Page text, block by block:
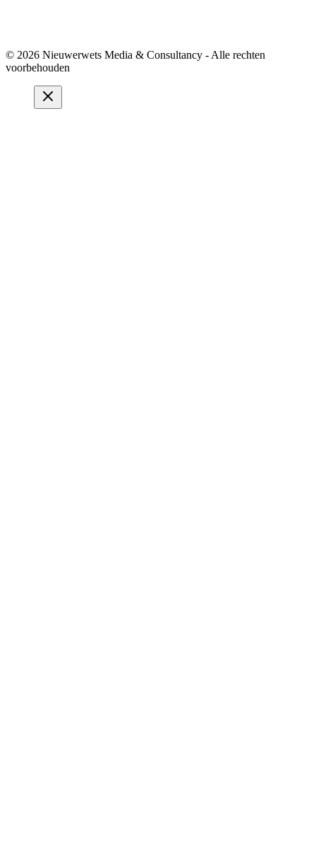
© 2026 Nieuwerwets Media & Consultancy - Alle rechten
voorbehouden